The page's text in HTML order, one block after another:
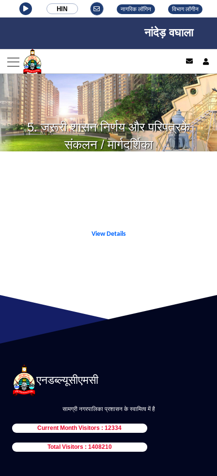
HIN नागरिक लॉगिन विभाग लॉगीन
नांदेड़ वघाला नगर
5. जरूरी शासन निर्णय और परिपत्रके
संकलन / मार्गदर्शिका
View Details
एनडब्ल्यूसीएमसी
सामग्री नगरपालिका प्रशासन के स्वामित्व में है
Current Month Visitors : 12334
Total Visitors : 1408210